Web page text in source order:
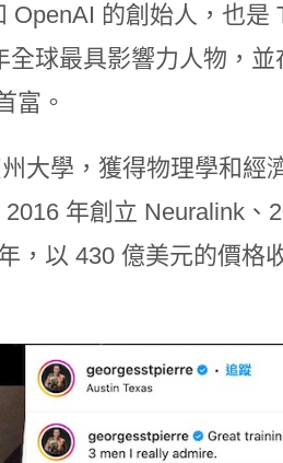
OpenAI 的創始人，也是
球最具影響力人物，並
富。
大學，獲得物理學和經
年創立 Neuralink、
，以 430 億美元的價格